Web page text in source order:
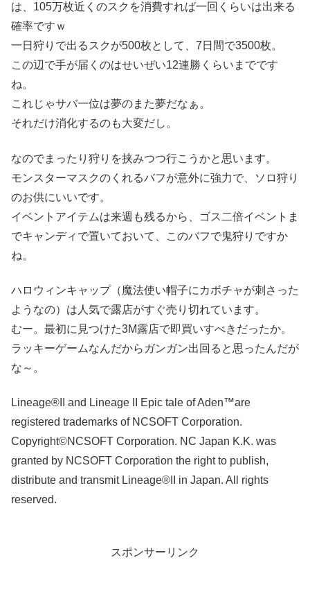
は、105万枚近くのスクを消費すれば一回くらいは出来る
確率ですｗ
一日狩りで出るスクが500枚として、7日間で3500枚。
この辺で手が届くのはせいぜい12連勝くらいまでです
ね。
これじゃサバ一位は夢のまた夢だなぁ。
それだけ消化するのも大変だし。
なのでまったり狩りを挟みつつ行こうかと思います。
モンスターマスクのくれるバフが意外に強力で、ソロ狩り
のお供にいいです。
イベントアイテムは来週も残るから、ゴス二倍イベントま
でキャンディで置いておいて、このバフで鬼狩りですか
ね。
ハロウィンキャップ（魔法使い帽子にカボチャが刺さった
ようなの）は人気で露店がすぐ売り切れています。
むー。最初に見つけた3M露店で即買いすべきだったか。
ラッキーゲームなんだからガンガン出回ると思ったんだが
な～。
Lineage®II and Lineage II Epic tale of Aden™are
registered trademarks of NCSOFT Corporation.
Copyright©NCSOFT Corporation. NC Japan K.K. was
granted by NCSOFT Corporation the right to publish,
distribute and transmit Lineage®II in Japan. All rights
reserved.
スポンサーリンク